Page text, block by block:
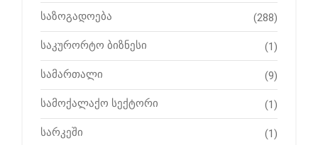
საზოგადოება (288)
საკურორტო ბიზნესი (1)
სამართალი (9)
სამოქალაქო სექტორი (1)
სარკეში (1)